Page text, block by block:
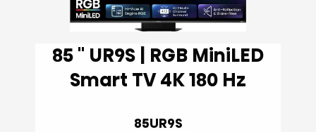
85 '' UR9S | RGB MiniLED
Smart TV 4K 180 Hz
85UR9S